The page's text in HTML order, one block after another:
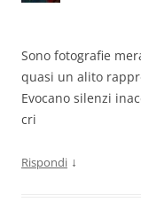
Sono fotografie
quasi un alito
Evocano silenzi
cri
Rispondi ↓